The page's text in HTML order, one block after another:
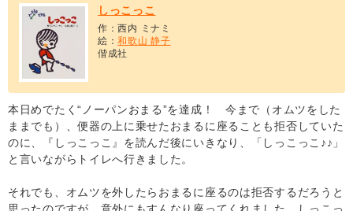
しっこっこ
作：西内 ミナミ
絵：和歌山 静子
偕成社
本日めでたく“ノーパンおまる”を達成！ 今まで（オムツをした
ままでも）、便器の上に乗せたおまるに座ることも拒否していた
のに、『しっこっこ』を読んだ後にいきなり、「しっこっこ♪♪」
と言いながらトイレへ行きました。
それでも、オムツを外したらおまるに座るのは拒否するだろうと